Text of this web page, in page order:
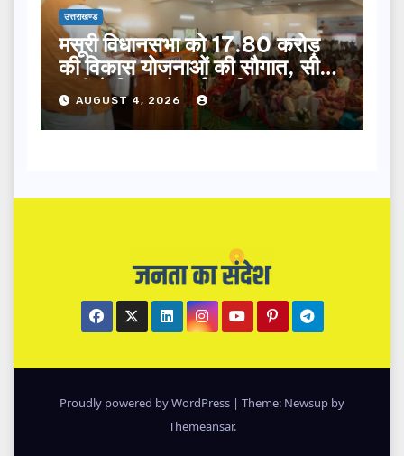
उत्तराखण्ड
मसूरी विधानसभा को 17.80 करोड़
की विकास योजनाओं की सौगात, सीएम
धामी ने किया लोकार्पण-शिलान्यास.
AUGUST 4, 2026
Proudly powered by WordPress | Theme: Newsup by
Themeansar.